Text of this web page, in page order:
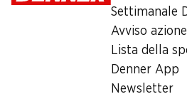
Settimanale
Avviso azione
Lista della
Denner App
Newsletter
463373